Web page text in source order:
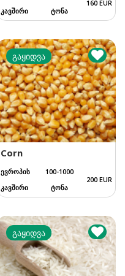
კავშირი
ტონა
160 EUR
გაყიდვა
Corn
ევროპის
კავშირი
100-1000
ტონა
200 EUR
გაყიდვა